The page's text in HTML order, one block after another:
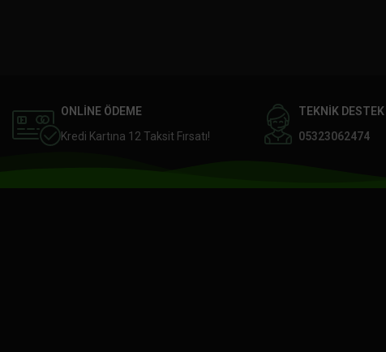
ONLİNE ÖDEME
Kredi Kartına 12 Taksit Fırsatı!
TEKNİK DESTEK
05323062474